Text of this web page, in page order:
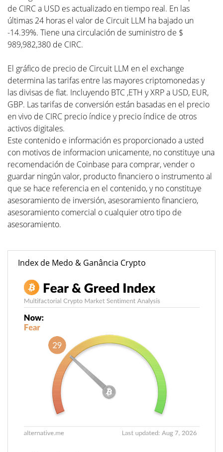
de CIRC a USD es actualizado en tiempo real. En las
últimas 24 horas el valor de Circuit LLM ha bajado un
-14.39%. Tiene una circulación de suministro de $
989,982,380 de CIRC.
El gráfico de precio de Circuit LLM en el exchange
determina las tarifas entre las mayores criptomonedas y
las divisas de fiat. Incluyendo BTC ,ETH y XRP a USD, EUR,
GBP. Las tarifas de conversión están basadas en el precio
en vivo de CIRC precio índice y precio índice de otros
activos digitales.
Este contenido e información es proporcionado a usted
con motivos de informacion unicamente, no constituye una
recomendación de Coinbase para comprar, vender o
guardar ningún valor, producto financiero o instrumento al
que se hace referencia en el contenido, y no constituye
asesoramiento de inversión, asesoramiento financiero,
asesoramiento comercial o cualquier otro tipo de
asesoramiento.
Index de Medo & Ganância Crypto